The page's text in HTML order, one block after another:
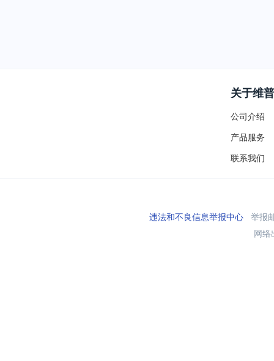
关于维普
公司介绍
产品服务
联系我们
违法和不良信息举报中心举报
网